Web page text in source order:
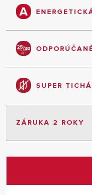
a protipeľový filter,
predchádza
Energetická
všetky európske
prevádzku a
Optimálne
miestnosti do 25
SUPER
Tichý chod
ZÁRUKA 2 ROKY
2 roky záruka bez